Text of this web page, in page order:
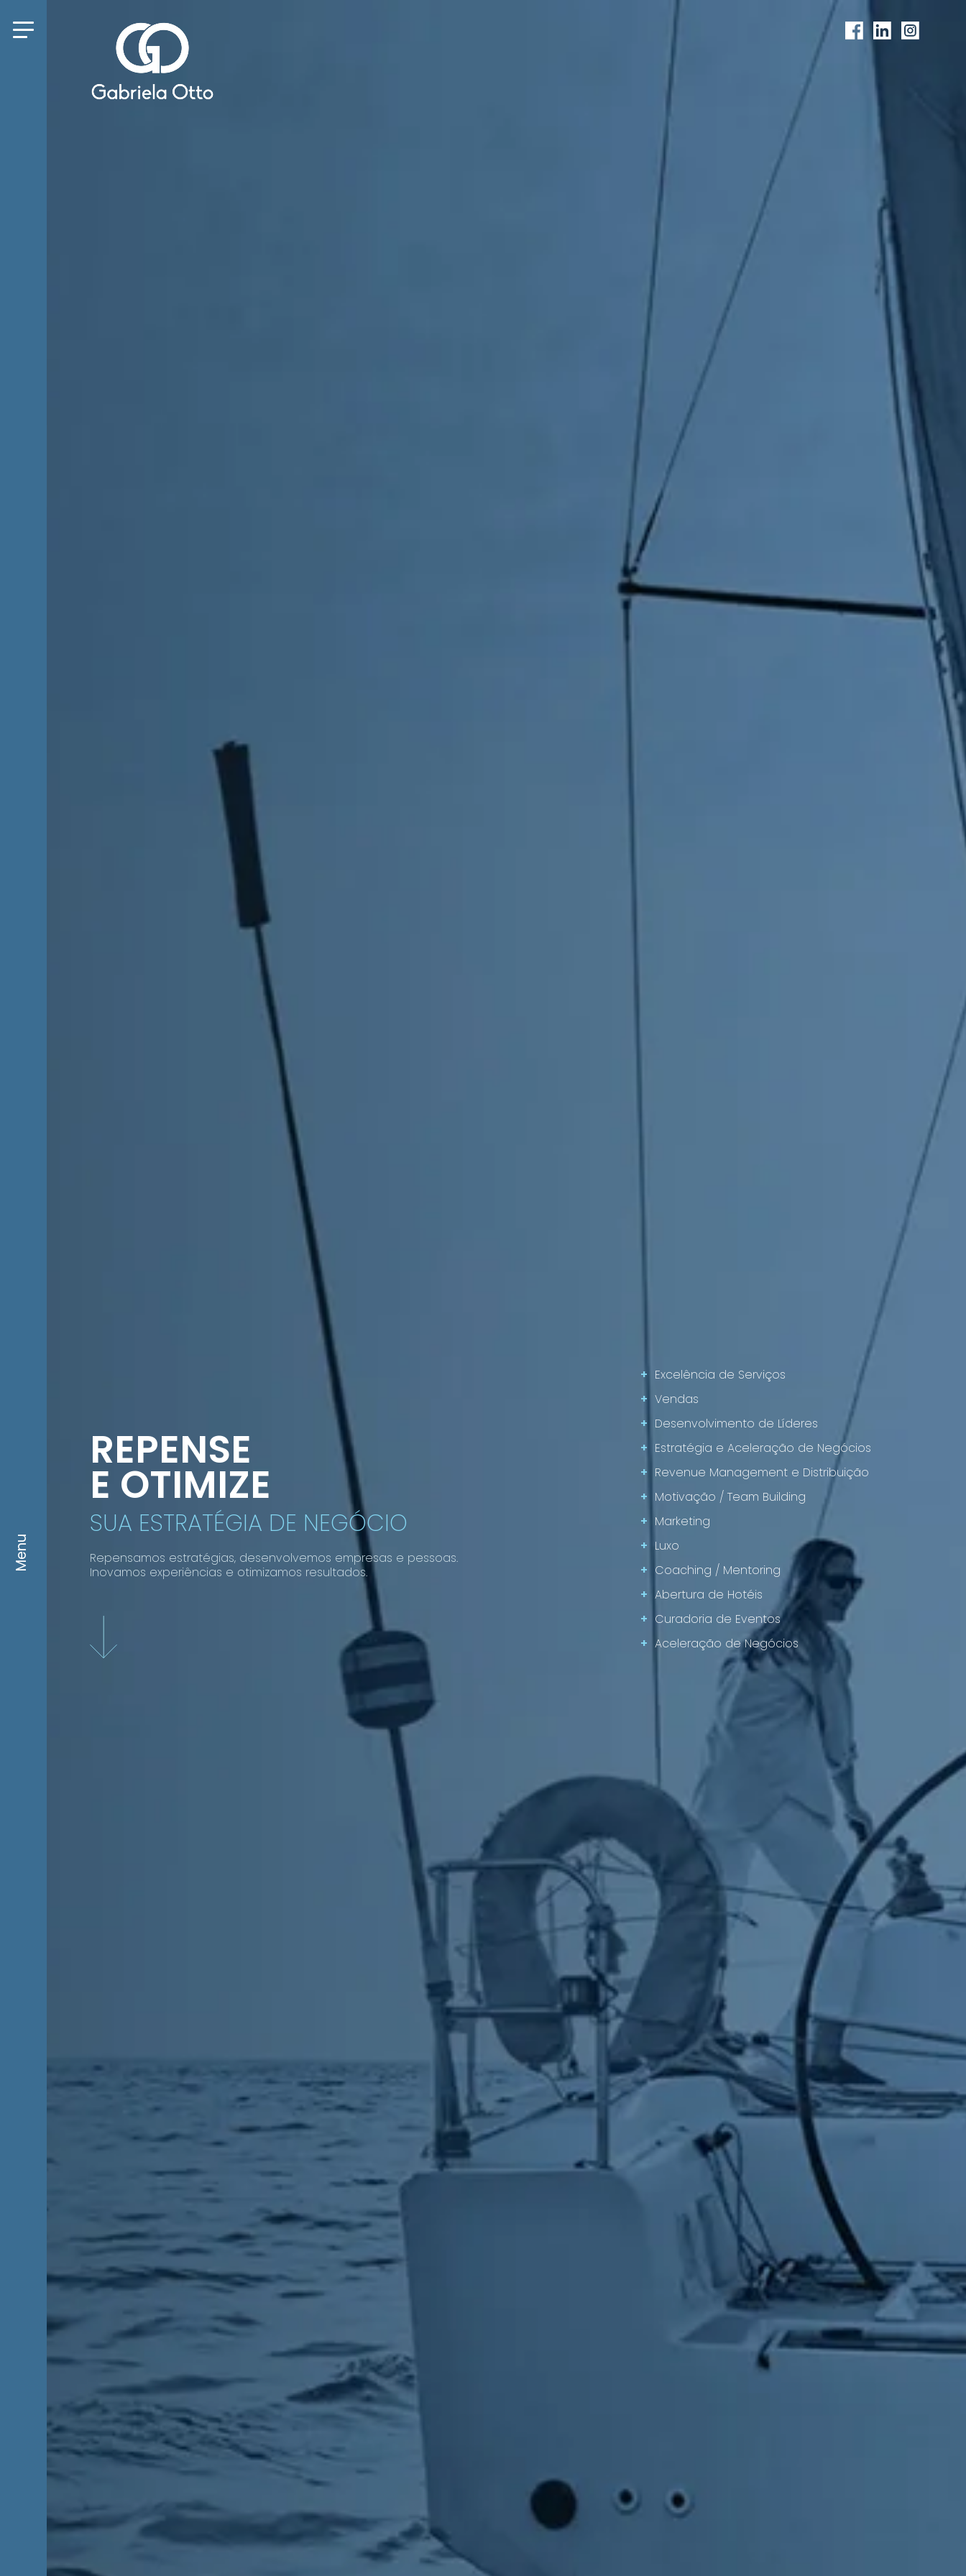
Menu
REPENSE
E OTIMIZE
SUA ESTRATÉGIA DE NEGÓCIO
Repensamos estratégias, desenvolvemos empresas e pessoas.
Inovamos experiências e otimizamos resultados.
+ Excelência de Serviços
+ Vendas
+ Desenvolvimento de Líderes
+ Estratégia e Aceleração de Negócios
+ Revenue Management e Distribuição
+ Motivação / Team Building
+ Marketing
+ Luxo
+ Coaching / Mentoring
+ Abertura de Hotéis
+ Curadoria de Eventos
+ Aceleração de Negócios